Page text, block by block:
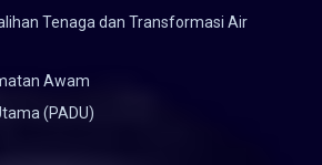
Tenaga dan Transformasi Air
Awam
(PADU)